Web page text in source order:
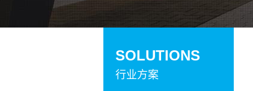
行业方案
SOLUTIONS